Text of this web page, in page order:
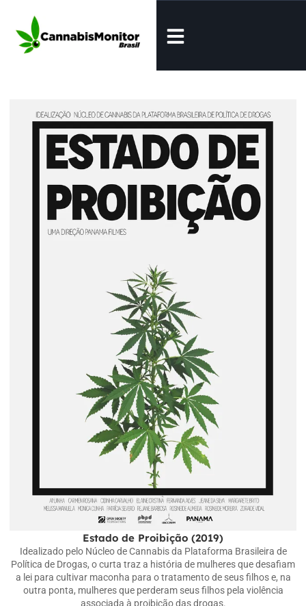
Estado de Proibição (2019)
Idealizado pelo Núcleo de Cannabis da Plataforma Brasileira de
Política de Drogas, o curta traz a história de mulheres que desafiam
a lei para cultivar maconha para o tratamento de seus filhos e, na
outra ponta, mulheres que perderam seus filhos pela violência
associada à proibição das drogas.